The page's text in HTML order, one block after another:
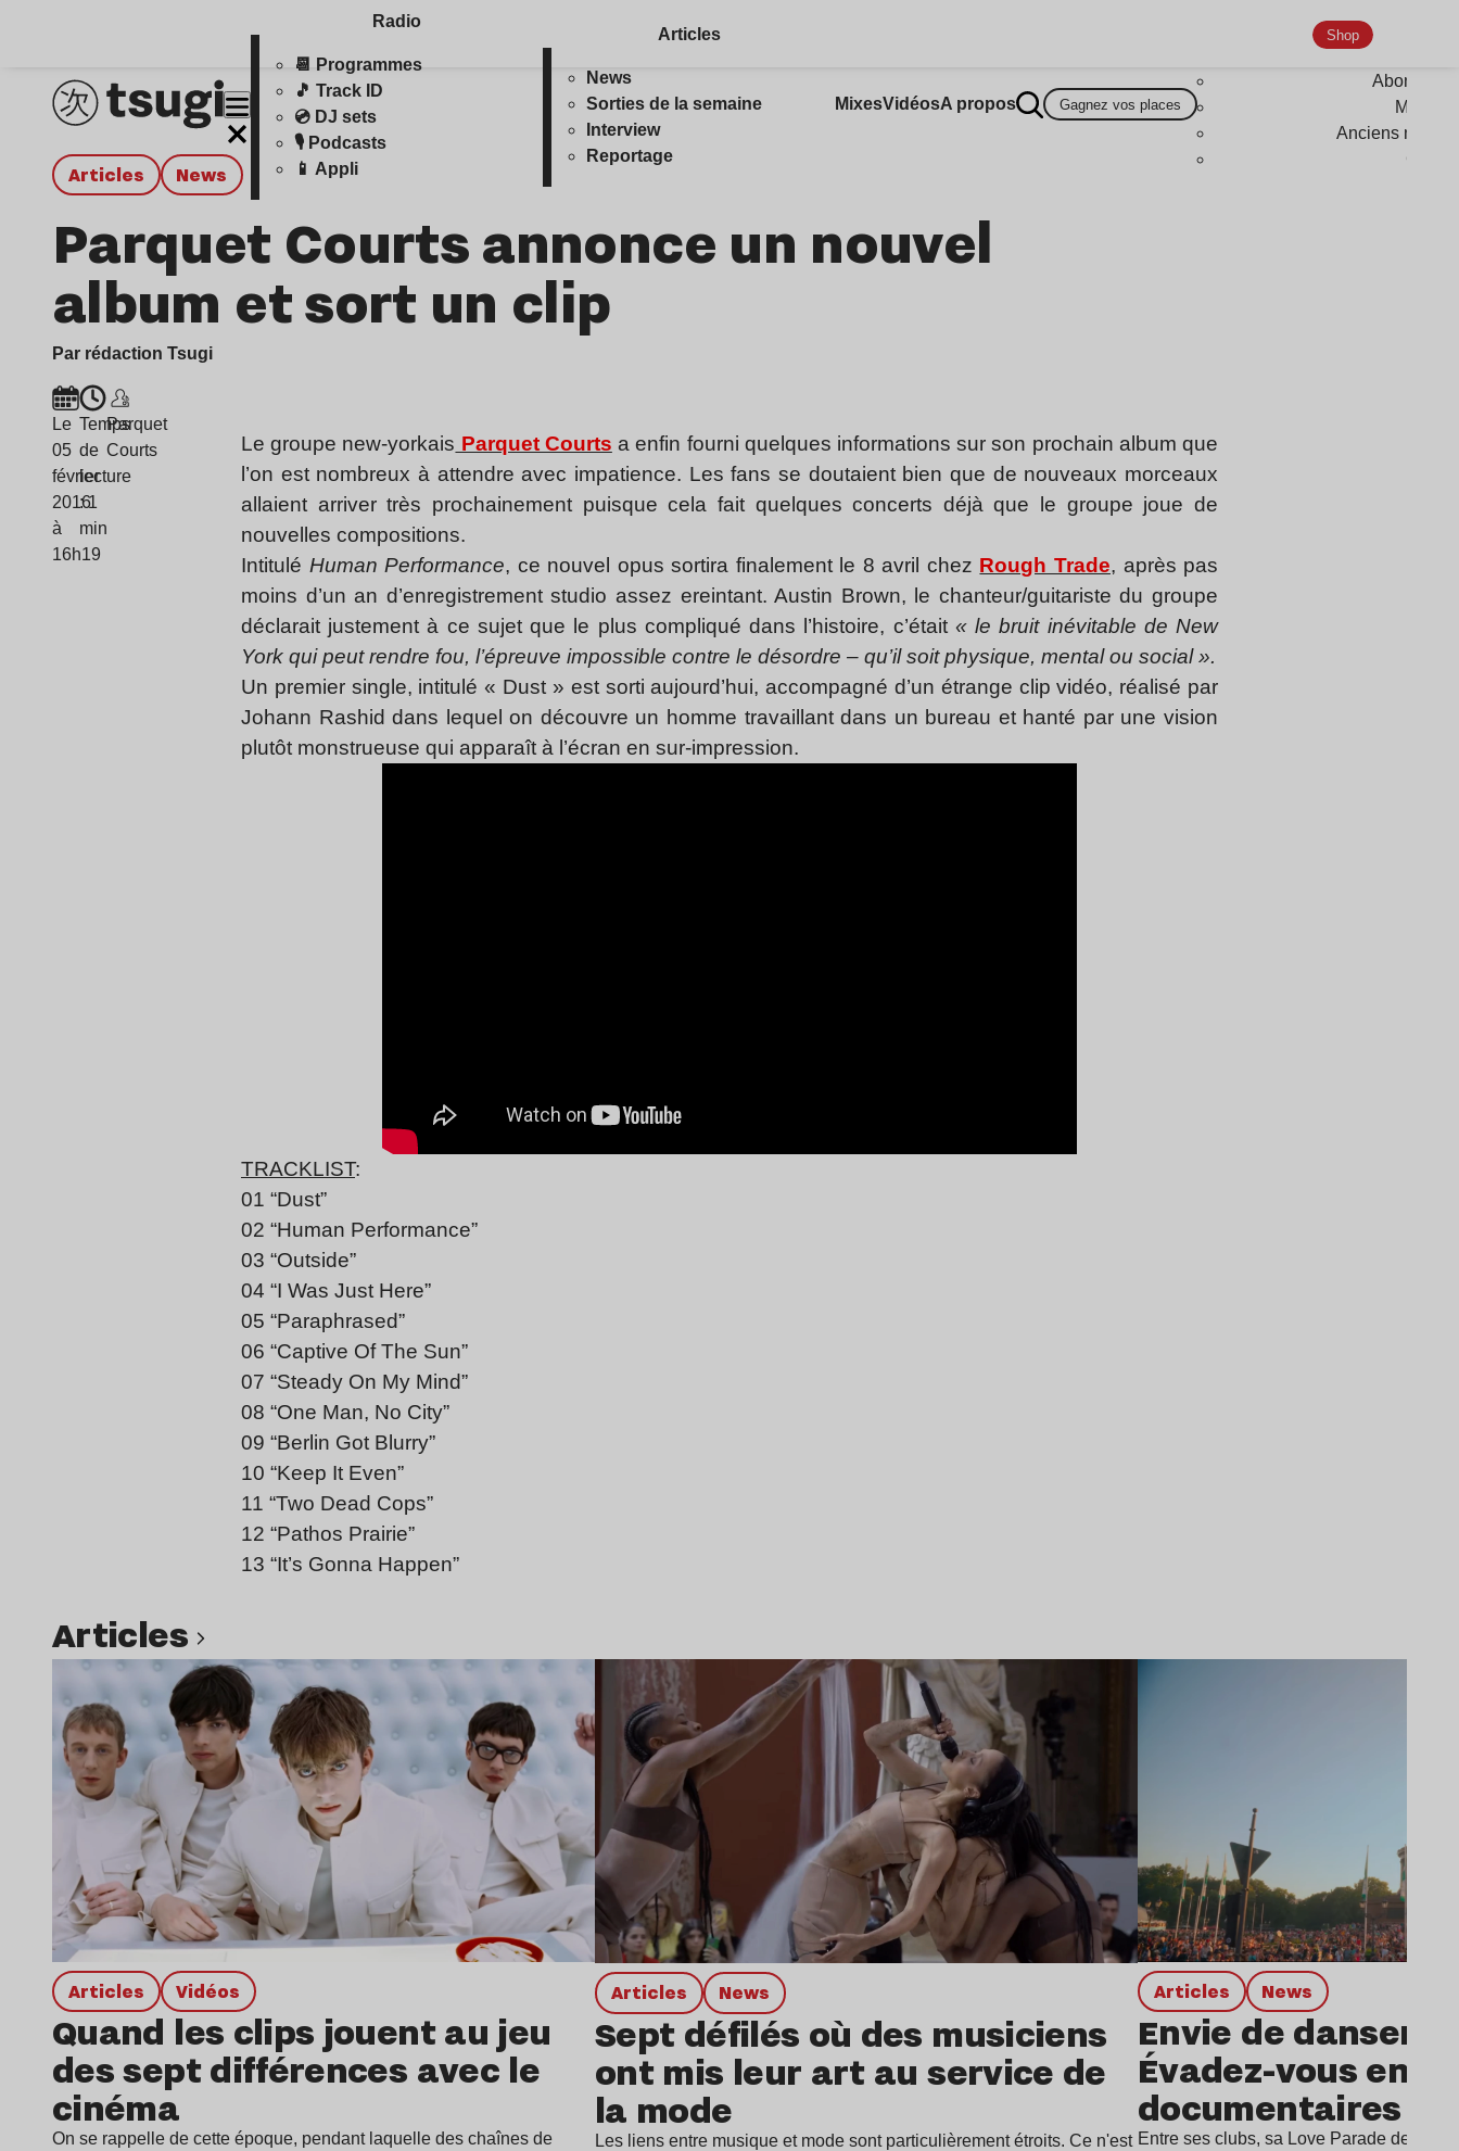
Radio
📆 Programmes
🎵 Track ID
💿 DJ sets
🎙️ Podcasts
📱 Appli
Articles
News
Sorties de la semaine
Interview
Reportage
MixesVidéosA propos Gagnez vos places
Shop
Anciens
Articles news
Parquet Courts annonce un nouvel
album et sort un clip
Par rédaction Tsugi
Le
05
février
2016
à
16h19
Temps
de
lecture
: 1
min
Parquet
Courts
Le groupe new-yorkais Parquet Courts a enfin fourni quelques informations sur son prochain album que
l’on est nombreux à attendre avec impatience. Les fans se doutaient bien que de nouveaux morceaux
allaient arriver très prochainement puisque cela fait quelques concerts déjà que le groupe joue de
nouvelles compositions.
Intitulé Human Performance, ce nouvel opus sortira finalement le 8 avril chez Rough Trade, après pas
moins d’un an d’enregistrement studio assez ereintant. Austin Brown, le chanteur/guitariste du groupe
déclarait justement à ce sujet que le plus compliqué dans l’histoire, c’était « le bruit inévitable de New
York qui peut rendre fou, l’épreuve impossible contre le désordre – qu’il soit physique, mental ou social ».
Un premier single, intitulé « Dust » est sorti aujourd’hui, accompagné d’un étrange clip vidéo, réalisé par
Johann Rashid dans lequel on découvre un homme travaillant dans un bureau et hanté par une vision
plutôt monstrueuse qui apparaît à l’écran en sur-impression.
TRACKLIST:
01 “Dust”
02 “Human Performance”
03 “Outside”
04 “I Was Just Here”
05 “Paraphrased”
06 “Captive Of The Sun”
07 “Steady On My Mind”
08 “One Man, No City”
09 “Berlin Got Blurry”
10 “Keep It Even”
11 “Two Dead Cops”
12 “Pathos Prairie”
13 “It’s Gonna Happen”
Articles
Articles Vidéos
Quand les clips jouent au jeu
des sept différences avec le
cinéma
On se rappelle de cette époque, pendant laquelle des chaînes de
Articles news
Sept défilés où des musiciens
ont mis leur art au service de
la mode
Les liens entre musique et mode sont particulièrement étroits. Ce n'est
Articles news
Envie de danser à
Évadez-vous en
documentaires
Entre ses clubs, sa Love Parade
Lire l’article Lire l’article